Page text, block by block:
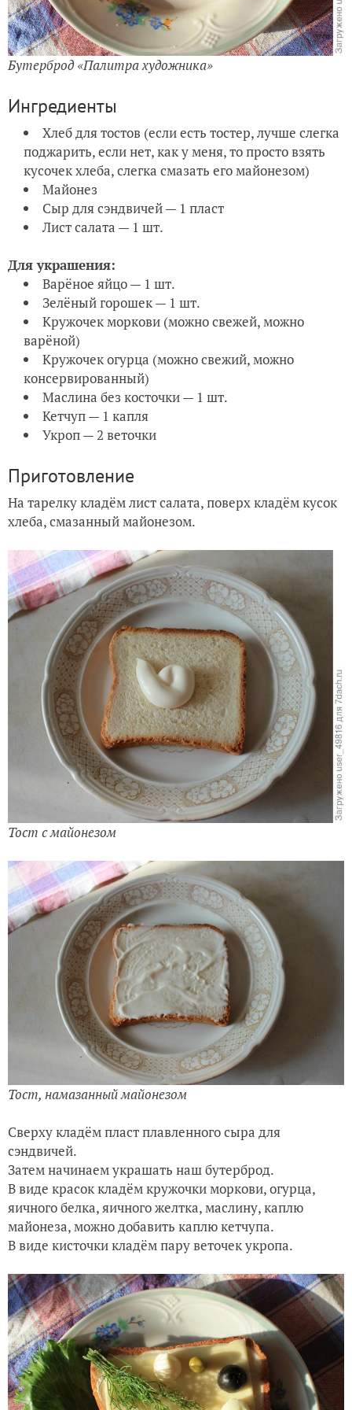
Бутерброд «Палитра художника»
Ингредиенты
Хлеб для тостов (если есть тостер, лучше слегка
поджарить, если нет, как у меня, то просто взять
кусочек хлеба, слегка смазать его майонезом)
Майонез
Сыр для сэндвичей — 1 пласт
Лист салата — 1 шт.
Для украшения:
Варёное яйцо — 1 шт.
Зелёный горошек — 1 шт.
Кружочек моркови (можно свежей, можно
варёной)
Кружочек огурца (можно свежий, можно
консервированный)
Маслина без косточки — 1 шт.
Кетчуп — 1 капля
Укроп — 2 веточки
Приготовление
На тарелку кладём лист салата, поверх кладём кусок
хлеба, смазанный майонезом.
Тост с майонезом
Тост, намазанный майонезом
Сверху кладём пласт плавленного сыра для
сэндвичей.
Затем начинаем украшать наш бутерброд.
В виде красок кладём кружочки моркови, огурца,
яичного белка, яичного желтка, маслину, каплю
майонеза, можно добавить каплю кетчупа.
В виде кисточки кладём пару веточек укропа.